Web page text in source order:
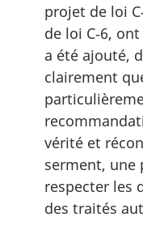
projet de loi
de loi C‑6,
a été ajouté,
clairement
vérité et
serment, une
respecter les
des traités